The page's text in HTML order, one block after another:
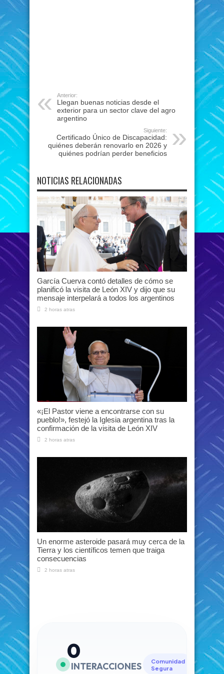
Anterior:
Llegan buenas noticias desde el
exterior para un sector clave del agro
argentino
Siguiente:
Certificado Único de Discapacidad:
quiénes deberán renovarlo en 2026 y
quiénes podrían perder beneficios
NOTICIAS RELACIONADAS
García Cuerva contó detalles de cómo se
planificó la visita de León XIV y dijo que su
mensaje interpelará a todos los argentinos
2 horas atras
«¡El Pastor viene a encontrarse con su
pueblo!», festejó la Iglesia argentina tras la
confirmación de la visita de León XIV
2 horas atras
Un enorme asteroide pasará muy cerca de la
Tierra y los científicos temen que traiga
consecuencias
2 horas atras
0
INTERACCIONES
Comunidad
Segura